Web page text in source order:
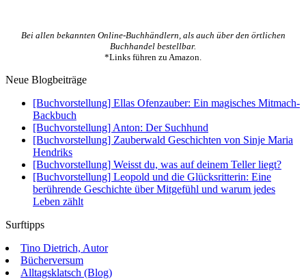
Bei allen bekannten Online-Buchhändlern, als auch über den örtlichen
Buchhandel bestellbar.
*Links führen zu Amazon.
Neue Blogbeiträge
[Buchvorstellung] Ellas Ofenzauber: Ein magisches Mitmach-
Backbuch
[Buchvorstellung] Anton: Der Suchhund
[Buchvorstellung] Zauberwald Geschichten von Sinje Maria
Hendriks
[Buchvorstellung] Weisst du, was auf deinem Teller liegt?
[Buchvorstellung] Leopold und die Glücksritterin: Eine
berührende Geschichte über Mitgefühl und warum jedes
Leben zählt
Surftipps
Tino Dietrich, Autor
Bücherversum
Alltagsklatsch (Blog)